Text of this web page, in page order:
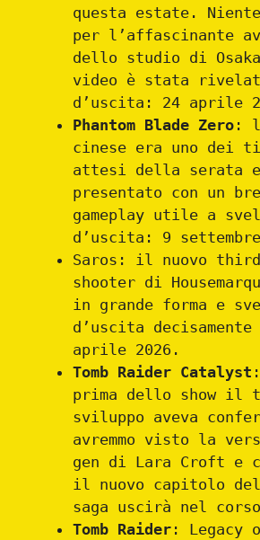
questa estate.
per l’affascinante
dello studio di
video è stata
d’uscita: 24 aprile
Phantom Blade Zero :
cinese era uno dei
attesi della serata
presentato con un
gameplay utile a
d’uscita: 9
Saros: il nuovo third
shooter di
in grande forma e
d’uscita
aprile 2026.
Tomb Raider Catalyst
prima dello show il
sviluppo aveva
avremmo visto la
gen di Lara Croft e
il nuovo capitolo
saga uscirà nel
Tomb Raider : Legacy